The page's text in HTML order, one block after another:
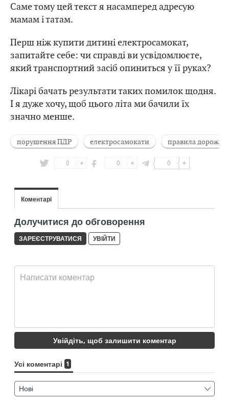
Саме тому цей текст я насамперед адресую
мамам і татам.
Перш ніж купити дитині електросамокат,
запитайте себе: чи справді ви усвідомлюєте,
який транспортний засіб опиниться у її руках?
Лікарі бачать результати таких помилок щодня.
І я дуже хочу, щоб цього літа ми бачили їх
значно менше.
порушення ПДР електросамокати правила
0 0 0